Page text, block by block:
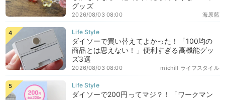
グッズ
海原藍
2026/08/03 08:00
ダイソーで買い替えてよかった！「100均の
商品とは思えない！」便利すぎる高機能グッ
ズ3選
michill ライフスタイル
2026/08/03 08:00
ダイソーで200円ってマジ？！「ワークマン